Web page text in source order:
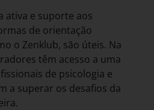
ativa e suporte aos
de orientação
o Zenklub, são úteis. Na
têm acesso a uma
de psicologia e
a superar os desafios da